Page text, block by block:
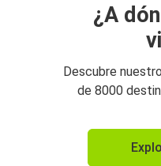
¿A
Descubre
de 8000